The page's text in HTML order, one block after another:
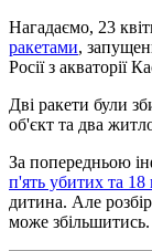
Нагадаємо, 23
ракетами,
Росії з акваторії
Дві ракети були
об'єкт та два
За попередньою
п'ять убитих та
дитина. Але
може збільшитись.